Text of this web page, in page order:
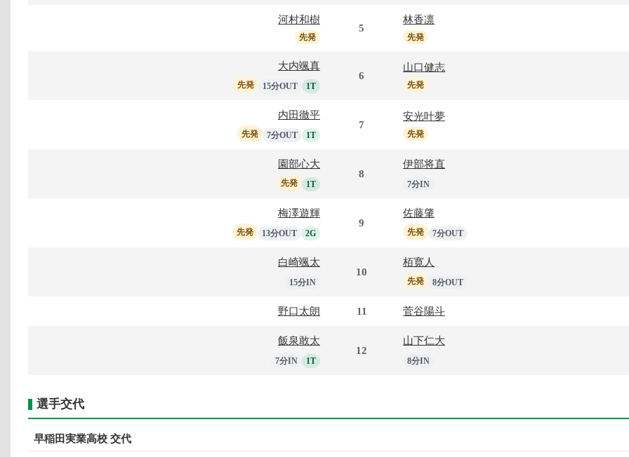
河村和樹
先発
5
林香凛
先発
大内颯真
先発 15分OUT 1T
6
山口健志
先発
内田徹平
先発 7分OUT 1T
7
安光叶夢
先発
園部心大
先発 1T
8
伊部将直
7分IN
梅澤遊輝
先発 13分OUT 2G
9
佐藤肇
先発 7分OUT
白崎颯太
15分IN
10
栢寛人
先発 8分OUT
野口太朗 11 菅谷陽斗
飯泉敢太
7分IN 1T
12
山下仁大
8分IN
選手交代
早稲田実業高校 交代